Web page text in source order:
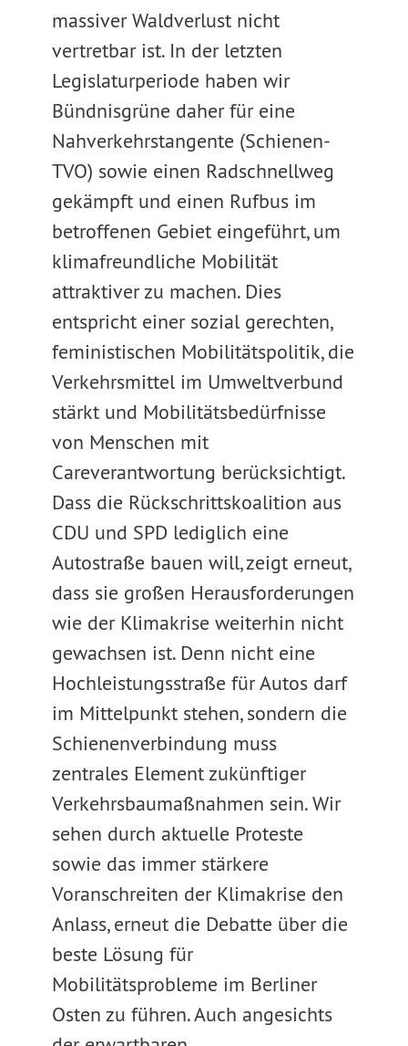
massiver Waldverlust nicht
vertretbar ist. In der letzten
Legislaturperiode haben wir
Bündnisgrüne daher für eine
Nahverkehrstangente (Schienen-
TVO) sowie einen Radschnellweg
gekämpft und einen Rufbus im
betroffenen Gebiet eingeführt, um
klimafreundliche Mobilität
attraktiver zu machen. Dies
entspricht einer sozial gerechten,
feministischen Mobilitätspolitik, die
Verkehrsmittel im Umweltverbund
stärkt und Mobilitätsbedürfnisse
von Menschen mit
Careverantwortung berücksichtigt.
Dass die Rückschrittskoalition aus
CDU und SPD lediglich eine
Autostraße bauen will, zeigt erneut,
dass sie großen Herausforderungen
wie der Klimakrise weiterhin nicht
gewachsen ist. Denn nicht eine
Hochleistungsstraße für Autos darf
im Mittelpunkt stehen, sondern die
Schienenverbindung muss
zentrales Element zukünftiger
Verkehrsbaumaßnahmen sein. Wir
sehen durch aktuelle Proteste
sowie das immer stärkere
Voranschreiten der Klimakrise den
Anlass, erneut die Debatte über die
beste Lösung für
Mobilitätsprobleme im Berliner
Osten zu führen. Auch angesichts